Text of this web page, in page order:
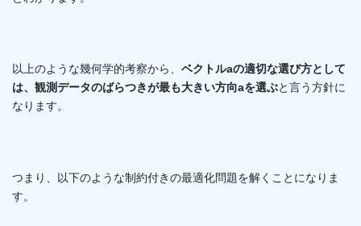
以上のような幾何学的考察から、 ベクトルaの適切な選び方として
は、観測データのばらつきが最も大きい方向aを選ぶと言う方針に
なります。
つまり、以下のような制約付きの最適化問題を解くことになりま
す。